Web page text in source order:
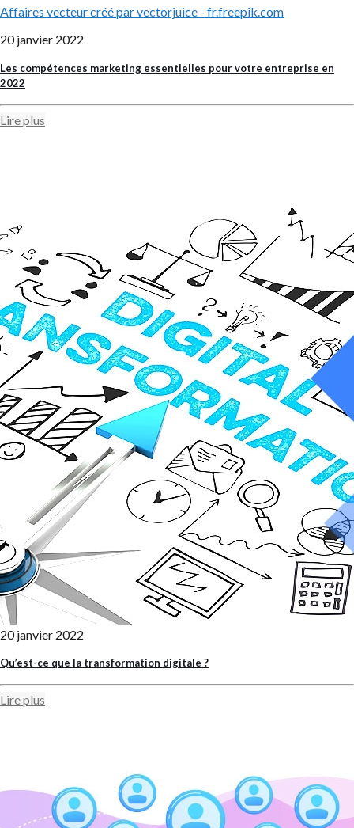
Affaires vecteur créé par vectorjuice - fr.freepik.com
20 janvier 2022
Les compétences marketing essentielles pour votre entreprise en
2022
Lire plus
20 janvier 2022
Qu’est-ce que la transformation digitale ?
Lire plus